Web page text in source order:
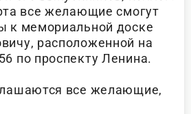
все желающие смогут
к мемориальной доске
расположенной на
по проспекту Ленина.
все желающие,